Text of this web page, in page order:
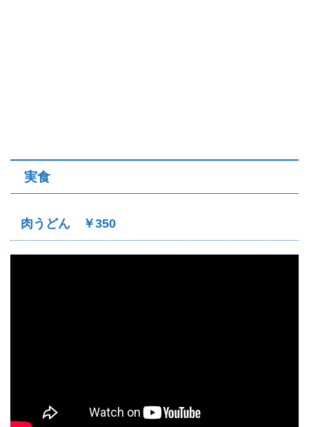
実食
肉うどん ￥350